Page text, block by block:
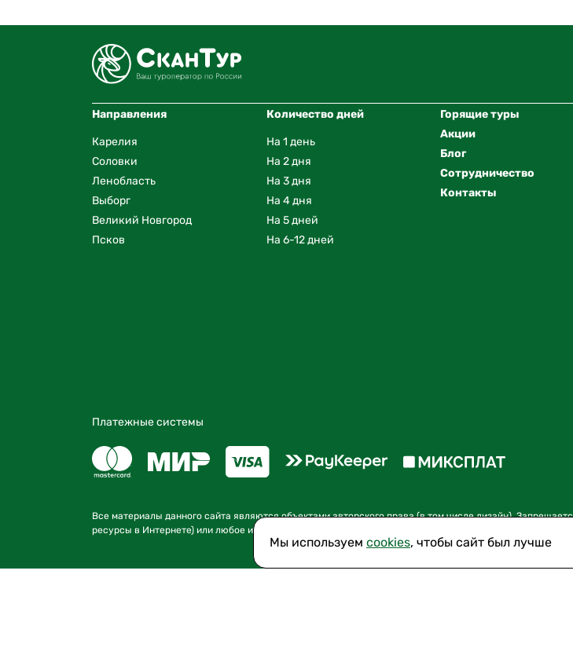
Направления
Карелия
Соловки
Ленобласть
Выборг
Великий Новгород
Псков
Количество дней
На 1 день
На 2 дня
На 3 дня
На 4 дня
На 5 дней
На 6-12 дней
Горящие туры
Акции
Блог
Сотрудничество
Контакты
Платежные системы
Все материалы данного сайта являются объектами авторского права (в том числе дизайн).
ресурсы в Интернете) или любое иное использование информации и объектов без предварительного
Мы используем cookies, чтобы сайт был лучше